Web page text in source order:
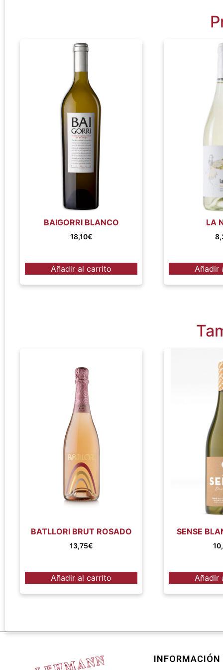
BAIGORRI BLANCO
18,10€
Añadir al carrito
LA
Añadir
BATLLORI BRUT ROSADO
13,75€
Añadir al carrito
SENSE
Añadir
INFORMACIÓN